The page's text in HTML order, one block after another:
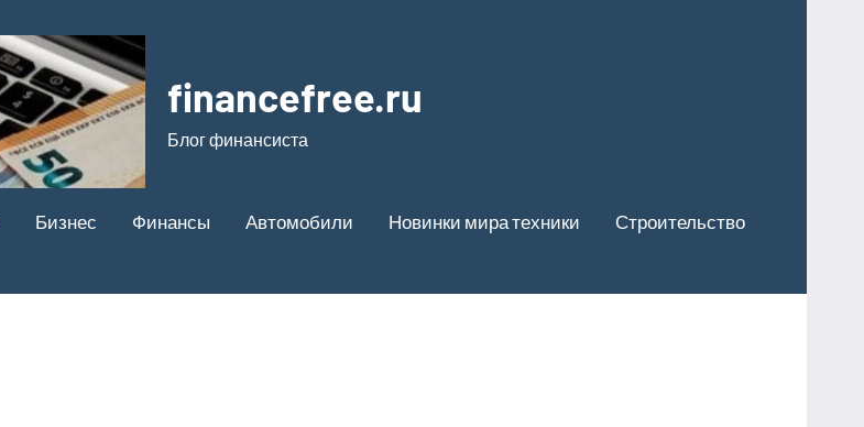
financefree.ru
Блог финансиста
Бизнес Финансы Автомобили Новинки мира техники Строительство